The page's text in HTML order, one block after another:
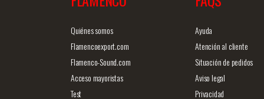
Quiénes somos
Flamencoexport.com
Flamenco-Sound.com
Acceso mayoristas
Test
Ayuda
Atención al cliente
Situación de pedidos
Aviso legal
Privacidad